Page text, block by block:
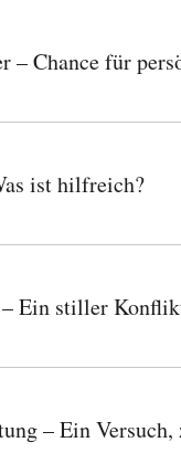
– Chance für
ist hilfreich?
Ein stiller
– Ein